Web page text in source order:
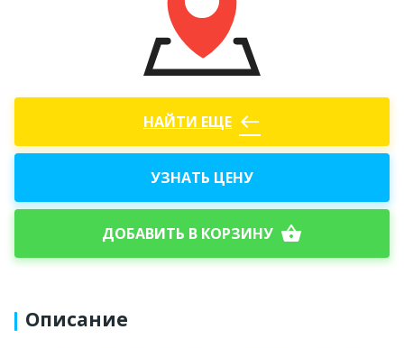
НАЙТИ ЕЩЕ west
УЗНАТЬ ЦЕНУ
ДОБАВИТЬ В КОРЗИНУ shopping_basket
Описание